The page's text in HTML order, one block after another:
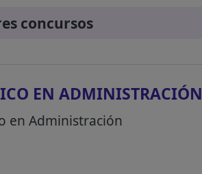
concursos
EN ADMINISTRACIÓN
en Administración